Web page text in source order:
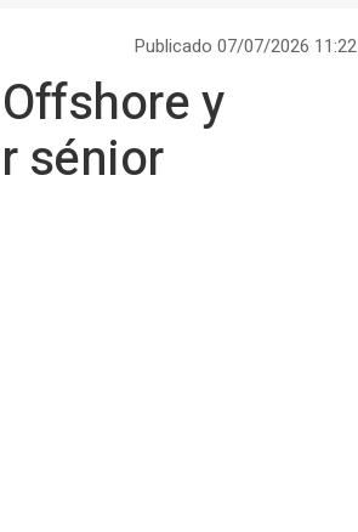
Publicado 07/07/2026 11:22
y
sénior